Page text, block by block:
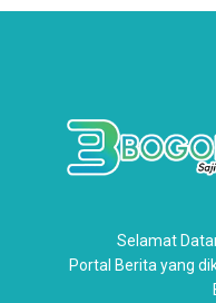
Selamat
Portal Berita yang